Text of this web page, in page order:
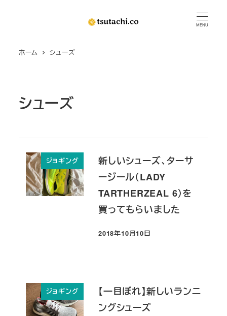
MENU
ホーム シューズ
シューズ
ジョギング
新しいシューズ、ターサ
ージール（LADY
TARTHERZEAL 6）を
買ってもらいました
投稿日
2018年10月10日
ジョギング
【一目ぼれ】新しいランニ
ングシューズ